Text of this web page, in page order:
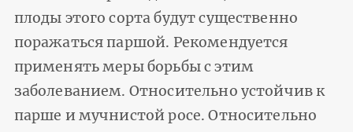
плоды этого сорта будут существенно
поражаться паршой. Рекомендуется
применять меры борьбы с этим
заболеванием. Относительно устойчив к
парше и мучнистой росе. Относительно